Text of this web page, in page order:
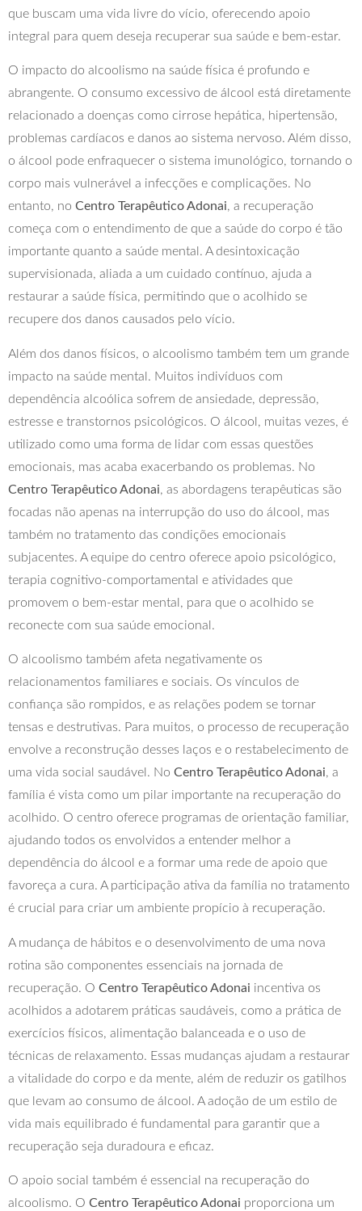
que buscam uma vida livre do vício, oferecendo apoio
integral para quem deseja recuperar sua saúde e bem-estar.
O impacto do alcoolismo na saúde física é profundo e
abrangente. O consumo excessivo de álcool está diretamente
relacionado a doenças como cirrose hepática, hipertensão,
problemas cardíacos e danos ao sistema nervoso. Além disso,
o álcool pode enfraquecer o sistema imunológico, tornando o
corpo mais vulnerável a infecções e complicações. No
entanto, no Centro Terapêutico Adonai, a recuperação
começa com o entendimento de que a saúde do corpo é tão
importante quanto a saúde mental. A desintoxicação
supervisionada, aliada a um cuidado contínuo, ajuda a
restaurar a saúde física, permitindo que o acolhido se
recupere dos danos causados pelo vício.
Além dos danos físicos, o alcoolismo também tem um grande
impacto na saúde mental. Muitos indivíduos com
dependência alcoólica sofrem de ansiedade, depressão,
estresse e transtornos psicológicos. O álcool, muitas vezes, é
utilizado como uma forma de lidar com essas questões
emocionais, mas acaba exacerbando os problemas. No
Centro Terapêutico Adonai, as abordagens terapêuticas são
focadas não apenas na interrupção do uso do álcool, mas
também no tratamento das condições emocionais
subjacentes. A equipe do centro oferece apoio psicológico,
terapia cognitivo-comportamental e atividades que
promovem o bem-estar mental, para que o acolhido se
reconecte com sua saúde emocional.
O alcoolismo também afeta negativamente os
relacionamentos familiares e sociais. Os vínculos de
confiança são rompidos, e as relações podem se tornar
tensas e destrutivas. Para muitos, o processo de recuperação
envolve a reconstrução desses laços e o restabelecimento de
uma vida social saudável. No Centro Terapêutico Adonai, a
família é vista como um pilar importante na recuperação do
acolhido. O centro oferece programas de orientação familiar,
ajudando todos os envolvidos a entender melhor a
dependência do álcool e a formar uma rede de apoio que
favoreça a cura. A participação ativa da família no tratamento
é crucial para criar um ambiente propício à recuperação.
A mudança de hábitos e o desenvolvimento de uma nova
rotina são componentes essenciais na jornada de
recuperação. O Centro Terapêutico Adonai incentiva os
acolhidos a adotarem práticas saudáveis, como a prática de
exercícios físicos, alimentação balanceada e o uso de
técnicas de relaxamento. Essas mudanças ajudam a restaurar
a vitalidade do corpo e da mente, além de reduzir os gatilhos
que levam ao consumo de álcool. A adoção de um estilo de
vida mais equilibrado é fundamental para garantir que a
recuperação seja duradoura e eficaz.
O apoio social também é essencial na recuperação do
alcoolismo. O Centro Terapêutico Adonai proporciona um